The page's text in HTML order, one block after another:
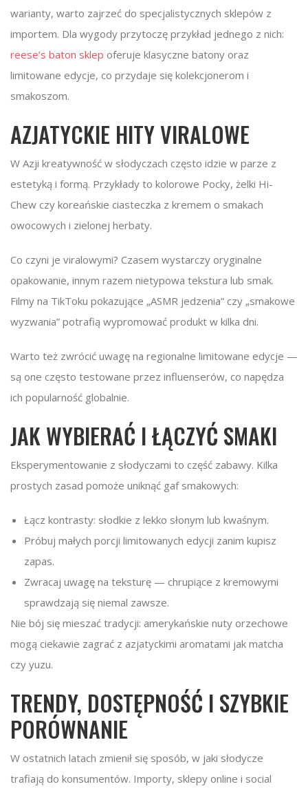
warianty, warto zajrzeć do specjalistycznych sklepów z
importem. Dla wygody przytoczę przykład jednego z nich:
reese’s baton sklep oferuje klasyczne batony oraz
limitowane edycje, co przydaje się kolekcjonerom i
smakoszom.
AZJATYCKIE HITY VIRALOWE
W Azji kreatywność w słodyczach często idzie w parze z
estetyką i formą. Przykłady to kolorowe Pocky, żelki Hi-
Chew czy koreańskie ciasteczka z kremem o smakach
owocowych i zielonej herbaty.
Co czyni je viralowymi? Czasem wystarczy oryginalne
opakowanie, innym razem nietypowa tekstura lub smak.
Filmy na TikToku pokazujące „ASMR jedzenia” czy „smakowe
wyzwania” potrafią wypromować produkt w kilka dni.
Warto też zwrócić uwagę na regionalne limitowane edycje —
są one często testowane przez influenserów, co napędza
ich popularność globalnie.
JAK WYBIERAĆ I ŁĄCZYĆ SMAKI
Eksperymentowanie z słodyczami to część zabawy. Kilka
prostych zasad pomoże uniknąć gaf smakowych:
Łącz kontrasty: słodkie z lekko słonym lub kwaśnym.
Próbuj małych porcji limitowanych edycji zanim kupisz
zapas.
Zwracaj uwagę na teksturę — chrupiące z kremowymi
sprawdzają się niemal zawsze.
Nie bój się mieszać tradycji: amerykańskie nuty orzechowe
mogą ciekawie zagrać z azjatyckimi aromatami jak matcha
czy yuzu.
TRENDY, DOSTĘPNOŚĆ I SZYBKIE
PORÓWNANIE
W ostatnich latach zmienił się sposób, w jaki słodycze
trafiają do konsumentów. Importy, sklepy online i social